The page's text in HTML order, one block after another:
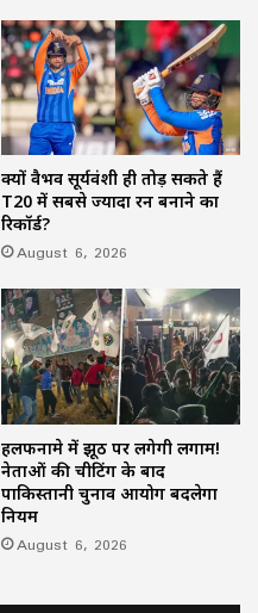
क्यों वैभव सूर्यवंशी ही तोड़ सकते हैं
T20 में सबसे ज्यादा रन बनाने का
रिकॉर्ड?
August 6, 2026
हलफनामे में झूठ पर लगेगी लगाम!
नेताओं की चीटिंग के बाद
पाकिस्तानी चुनाव आयोग बदलेगा
नियम
August 6, 2026